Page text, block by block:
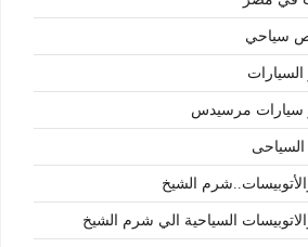
سياحي
سيارات مرسيدس
الشيخ
السياحية الي شرم الشيخ